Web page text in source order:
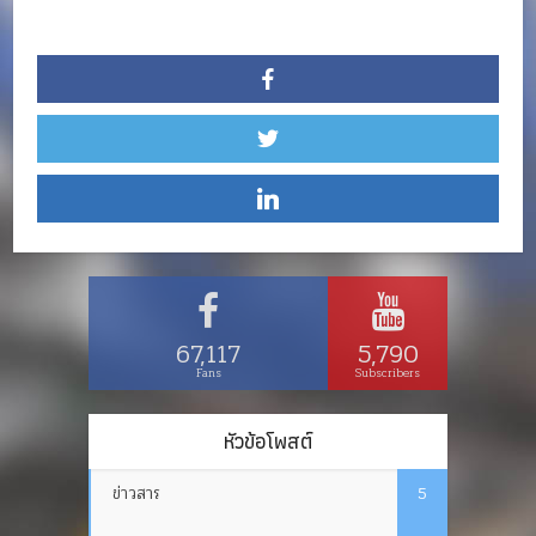
67,117
Fans 5,790
Subscribers
หัวข้อโพสต์
ข่าวสาร
5